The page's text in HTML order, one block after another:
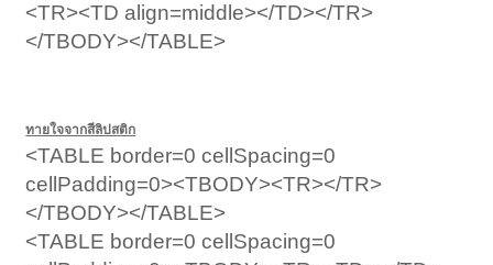
<TR><TD align=middle></TD></TR>
</TBODY></TABLE>
ทายใจจากสีลิปสติก
<TABLE border=0 cellSpacing=0
cellPadding=0><TBODY><TR></TR>
</TBODY></TABLE>
<TABLE border=0 cellSpacing=0